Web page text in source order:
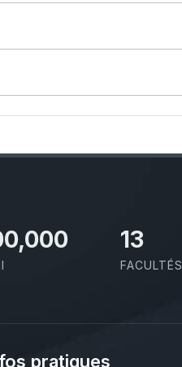
13
FACULTÉS
pratiques